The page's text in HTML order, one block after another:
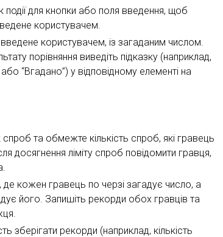
для кнопки або поля введення, щоб
користувачем.
користувачем, із загаданим числом.
порівняння виведіть підказку (наприклад,
“Вгадано”) у відповідному елементі на
спроб та обмежте кількість спроб, які гравець
досягнення ліміту спроб повідомити гравця,
де кожен гравець по черзі загадує число, а
його. Запишіть рекорди обох гравців та
зберігати рекорди (наприклад, кількість